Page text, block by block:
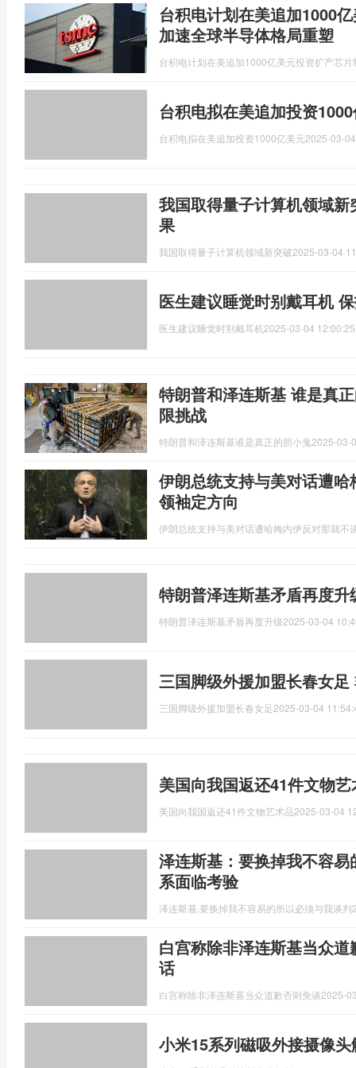
台积电计划在美追加1000
加速全球半导体格局重塑
台积电计划在美追加1000亿美元投资扩产芯片
台积电拟在美追加投资
台积电拟在美追加投资1000亿美元2025-03-
我国取得量子计算机领域
果
我国取得量子计算机领域新突破2025-03-04
医生建议睡觉时别戴耳机
医生建议睡觉时别戴耳机 2025-03-04 12:00:25
特朗普和泽连斯基 谁是真
限挑战
特朗普和泽连斯基谁是真正的胆小鬼2025-03-
伊朗总统支持与美对话遭
领袖定方向
伊朗总统支持与美对话遭哈梅内伊反对那就不
特朗普泽连斯基矛盾再度
特朗普泽连斯基矛盾再度升级2025-03-04
三国脚级外援加盟长春女
三国脚级外援加盟长春女足2025-03-04
美国向我国返还41件文物
美国向我国返还41件文物艺术品2025-03-04
泽连斯基：要换掉我不容
系面临考验
泽连斯基,要换掉我不容易的所以必须与我谈判
白宫称除非泽连斯基当众
话
白宫称除非泽连斯基当众道歉否则免谈2025-
小米15系列磁吸外接摄像